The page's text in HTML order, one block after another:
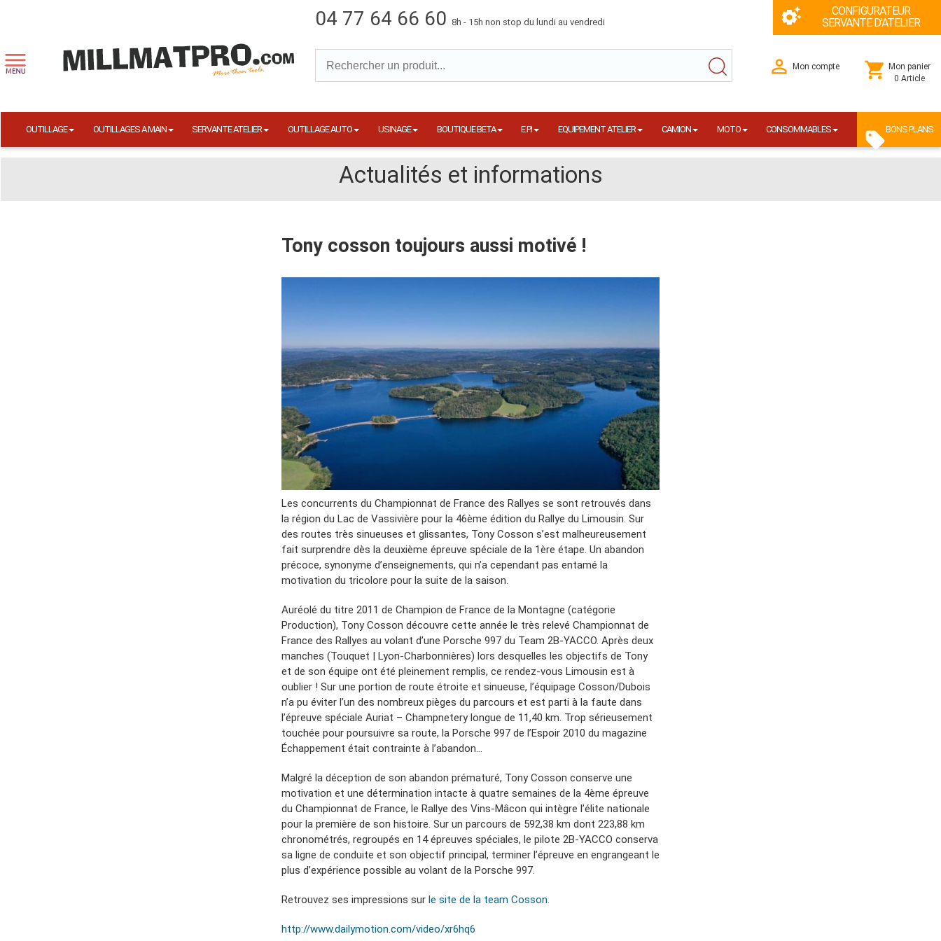
04 77 64 66 60 8h - 15h non stop du lundi au vendredi
CONFIGURATEUR
SERVANTE D'ATELIER
Mon compte
Mon panier
0 Article
OUTILLAGE OUTILLAGES A MAIN SERVANTE ATELIER OUTILLAGE AUTO USINAGE BOUTIQUE BETA E.P.I EQUIPEMENT ATELIER CAMION MOTO CONSOMMABLES BONS PLANS
Actualités et informations
Tony cosson toujours aussi motivé !
Les concurrents du Championnat de France des Rallyes se sont retrouvés dans
la région du Lac de Vassivière pour la 46ème édition du Rallye du Limousin. Sur
des routes très sinueuses et glissantes, Tony Cosson s’est malheureusement
fait surprendre dès la deuxième épreuve spéciale de la 1ère étape. Un abandon
précoce, synonyme d’enseignements, qui n’a cependant pas entamé la
motivation du tricolore pour la suite de la saison.
Auréolé du titre 2011 de Champion de France de la Montagne (catégorie
Production), Tony Cosson découvre cette année le très relevé Championnat de
France des Rallyes au volant d’une Porsche 997 du Team 2B-YACCO. Après deux
manches (Touquet | Lyon-Charbonnières) lors desquelles les objectifs de Tony
et de son équipe ont été pleinement remplis, ce rendez-vous Limousin est à
oublier ! Sur une portion de route étroite et sinueuse, l’équipage Cosson/Dubois
n’a pu éviter l’un des nombreux pièges du parcours et est parti à la faute dans
l’épreuve spéciale Auriat – Champnetery longue de 11,40 km. Trop sérieusement
touchée pour poursuivre sa route, la Porsche 997 de l’Espoir 2010 du magazine
Échappement était contrainte à l’abandon…
Malgré la déception de son abandon prématuré, Tony Cosson conserve une
motivation et une détermination intacte à quatre semaines de la 4ème épreuve
du Championnat de France, le Rallye des Vins-Mâcon qui intègre l’élite nationale
pour la première de son histoire. Sur un parcours de 592,38 km dont 223,88 km
chronométrés, regroupés en 14 épreuves spéciales, le pilote 2B-YACCO conserva
sa ligne de conduite et son objectif principal, terminer l’épreuve en engrangeant le
plus d’expérience possible au volant de la Porsche 997.
Retrouvez ses impressions sur le site de la team Cosson.
http://www.dailymotion.com/video/xr6hq6